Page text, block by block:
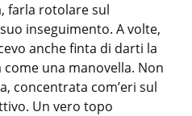
farla rotolare sul
inseguimento. A volte,
anche finta di darti la
una manovella. Non
concentrata com’eri sul
Un vero topo